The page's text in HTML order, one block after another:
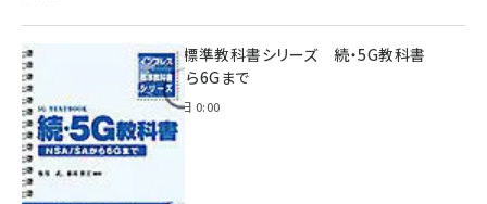
インプレス標準教科書シリーズ 続・5G教科書
NSA/SAから6Gまで
2023年4月3日 0:00